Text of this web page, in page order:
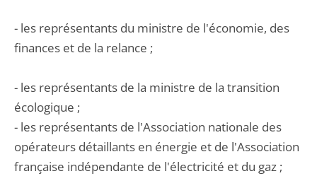
- les représentants du ministre de l'économie, des
finances et de la relance ;
- les représentants de la ministre de la transition
écologique ;
- les représentants de l'Association nationale des
opérateurs détaillants en énergie et de l'Association
française indépendante de l'électricité et du gaz ;